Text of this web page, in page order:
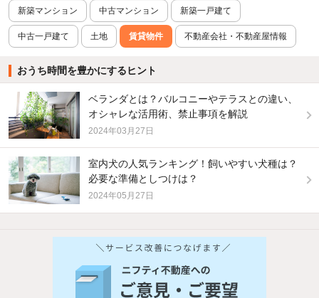
新築マンション 中古マンション 新築一戸建て
中古一戸建て 土地 賃貸物件 不動産会社・不動産屋情報
おうち時間を豊かにするヒント
ベランダとは？バルコニーやテラスとの違い、
オシャレな活用術、禁止事項を解説
2024年03月27日
室内犬の人気ランキング！飼いやすい犬種は？
必要な準備としつけは？
2024年05月27日